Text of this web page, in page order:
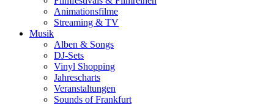
Animationsfilme
Streaming & TV
Musik
Alben & Songs
DJ-Sets
Vinyl Shopping
Jahrescharts
Veranstaltungen
Sounds of Frankfurt